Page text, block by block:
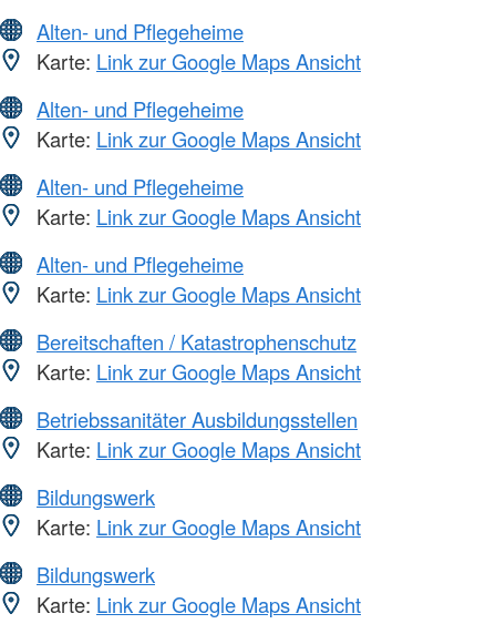
Alten- und Pflegeheime
Karte: Link zur Google Maps Ansicht
Alten- und Pflegeheime
Karte: Link zur Google Maps Ansicht
Alten- und Pflegeheime
Karte: Link zur Google Maps Ansicht
Alten- und Pflegeheime
Karte: Link zur Google Maps Ansicht
Bereitschaften / Katastrophenschutz
Karte: Link zur Google Maps Ansicht
Betriebssanitäter Ausbildungsstellen
Karte: Link zur Google Maps Ansicht
Bildungswerk
Karte: Link zur Google Maps Ansicht
Bildungswerk
Karte: Link zur Google Maps Ansicht